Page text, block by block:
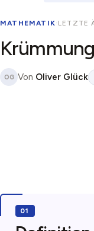
MATHEMATIK· LETZTE
OG Von Oliver Glück